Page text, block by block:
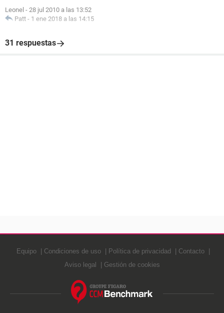
Leonel - 28 jul 2010 a las 13:52
Patt - 1 ene 2018 a las 14:15
31 respuestas
Equipo Condiciones de uso Política de privacidad
Contacto
Aviso legal
Gestión de cookies